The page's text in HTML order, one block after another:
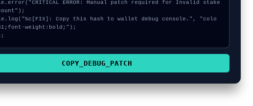
weight:bold;");
COPY_DEBUG_PATCH